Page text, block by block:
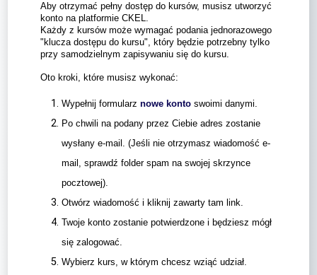
Aby otrzymać pełny dostęp do kursów, musisz utworzyć
konto na platformie CKEL.
Każdy z kursów może wymagać podania jednorazowego
"klucza dostępu do kursu", który będzie potrzebny tylko
przy samodzielnym zapisywaniu się do kursu.
Oto kroki, które musisz wykonać:
Wypełnij formularznowe konto swoimi danymi.
Po chwili na podany przez Ciebie adres zostanie
wysłany e-mail. (Jeśli nie otrzymasz wiadomość e-
mail, sprawdź folder spam na swojej skrzynce
pocztowej).
Otwórz wiadomość i kliknij zawarty tam link.
Twoje konto zostanie potwierdzone i będziesz mógł
się zalogować.
Wybierz kurs, w którym chcesz wziąć udział.